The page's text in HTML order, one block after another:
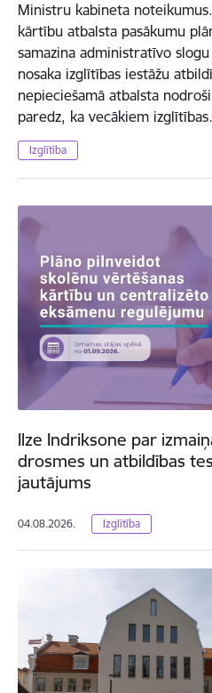
Ministru kabineta
kārtību atbalsta pasākumu
samazina administratīvo
nosaka izglītības iestāžu
nepieciešamā atbalsta
paredz, ka vecākiem
Izglītība
Ilze Indriksone par
drosmes un atbildības
jautājums
04.08.2026. Izglītība